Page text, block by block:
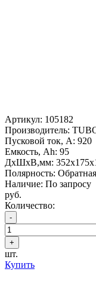
Артикул: 105182
Производитель:
Пусковой ток, А: 920
Емкость, Ah: 95
ДхШхВ,мм:
Полярность:
Наличие: По запросу
руб.
Количество:
шт.
Купить